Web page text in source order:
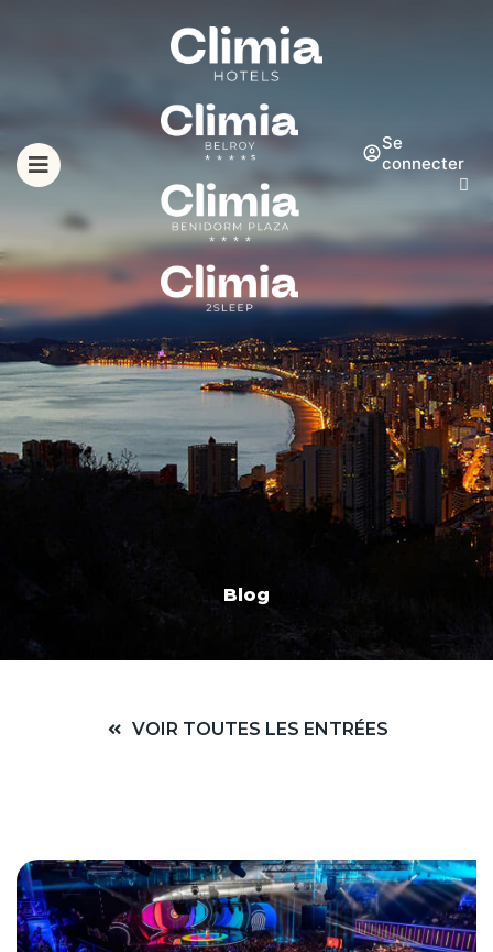
Se
connecter
Blog
VOIR TOUTES LES ENTRÉES